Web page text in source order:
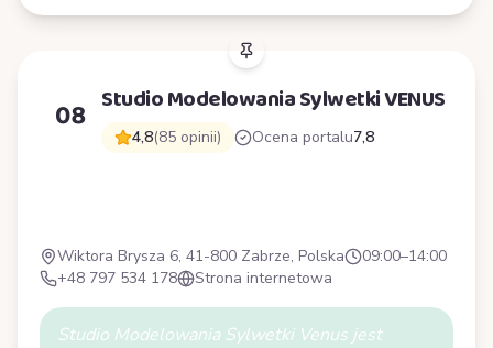
08 Studio Modelowania Sylwetki VENUS
4,8(85 opinii) Ocena portalu7,8
Wiktora Brysza 6, 41-800 Zabrze, Polska
09:00–14:00
+48 797 534 178
Strona internetowa
Studio Modelowania Sylwetki Venus jest